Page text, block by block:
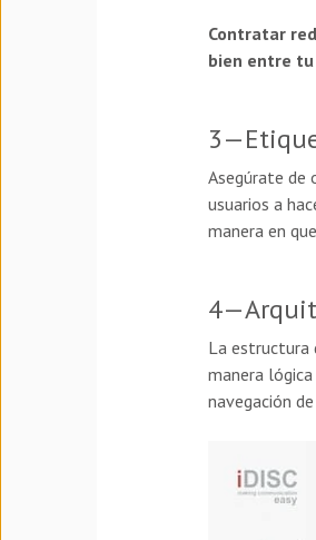
Contratar
bien entre
Asegúrate de
usuarios a
manera en
La estructura
manera
navegación